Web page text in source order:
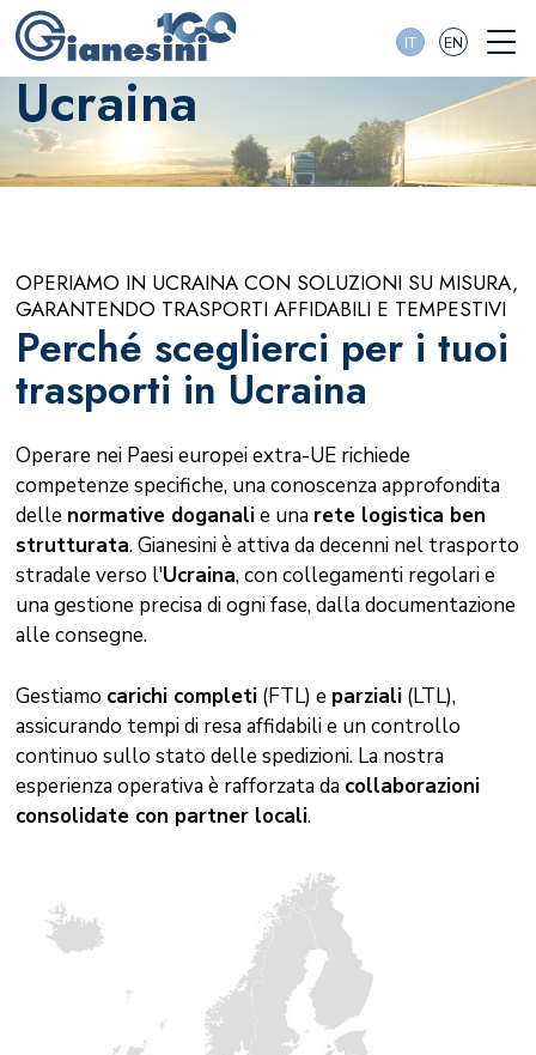
IT EN
Ucraina
OPERIAMO IN UCRAINA CON SOLUZIONI SU MISURA,
GARANTENDO TRASPORTI AFFIDABILI E TEMPESTIVI
Perché sceglierci per i tuoi
trasporti in Ucraina
Operare nei Paesi europei extra-UE richiede
competenze specifiche, una conoscenza approfondita
delle normative doganalie una rete logistica ben
strutturata. Gianesini è attiva da decenni nel trasporto
stradale verso l'Ucraina, con collegamenti regolari e
una gestione precisa di ogni fase, dalla documentazione
alle consegne.
Gestiamo carichi completi(FTL) e parziali(LTL),
assicurando tempi di resa affidabili e un controllo
continuo sullo stato delle spedizioni. La nostra
esperienza operativa è rafforzata da collaborazioni
consolidate con partner locali.